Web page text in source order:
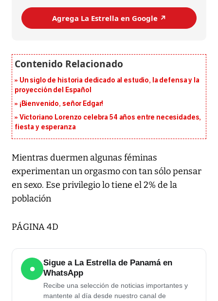
Agrega La Estrella en Google ↗️
Un siglo de historia dedicado al estudio, la defensa y la
proyección del Español
¡Bienvenido, señor Edgar!
Victoriano Lorenzo celebra 54 años entre necesidades,
fiesta y esperanza
Mientras duermen algunas féminas
experimentan un orgasmo con tan sólo pensar
en sexo. Ese privilegio lo tiene el 2% de la
población
PÁGINA 4D
●
Sigue a La Estrella de Panamá en
WhatsApp
Recibe una selección de noticias importantes y
mantente al día desde nuestro canal de